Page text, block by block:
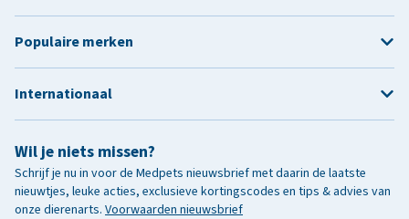
Wil je niets missen?
Schrijf je nu in voor de Medpets nieuwsbrief met daarin de laatste
nieuwtjes, leuke acties, exclusieve kortingscodes en tips & advies van
onze dierenarts. Voorwaarden nieuwsbrief
Populaire merken
Internationaal